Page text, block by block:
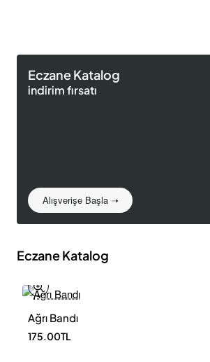
Eczane Katalog
indirim fırsatı
Alışverişe Başla ➝
Eczane Katalog
Ağrı Bandı
175.00TL